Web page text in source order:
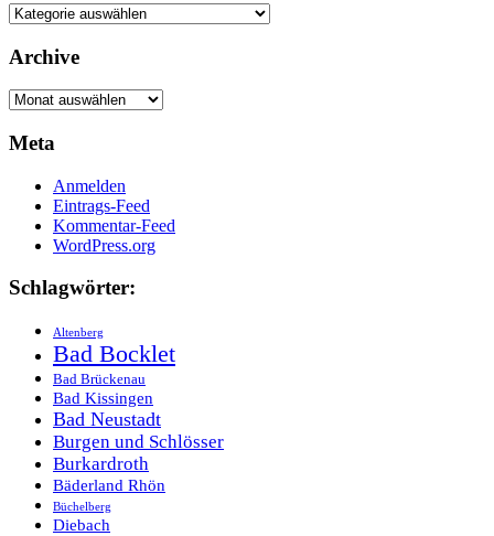
Kategorien
Archive
Archive
Meta
Anmelden
Eintrags-Feed
Kommentar-Feed
WordPress.org
Schlagwörter:
Altenberg
Bad Bocklet
Bad Brückenau
Bad Kissingen
Bad Neustadt
Burgen und Schlösser
Burkardroth
Bäderland Rhön
Büchelberg
Diebach